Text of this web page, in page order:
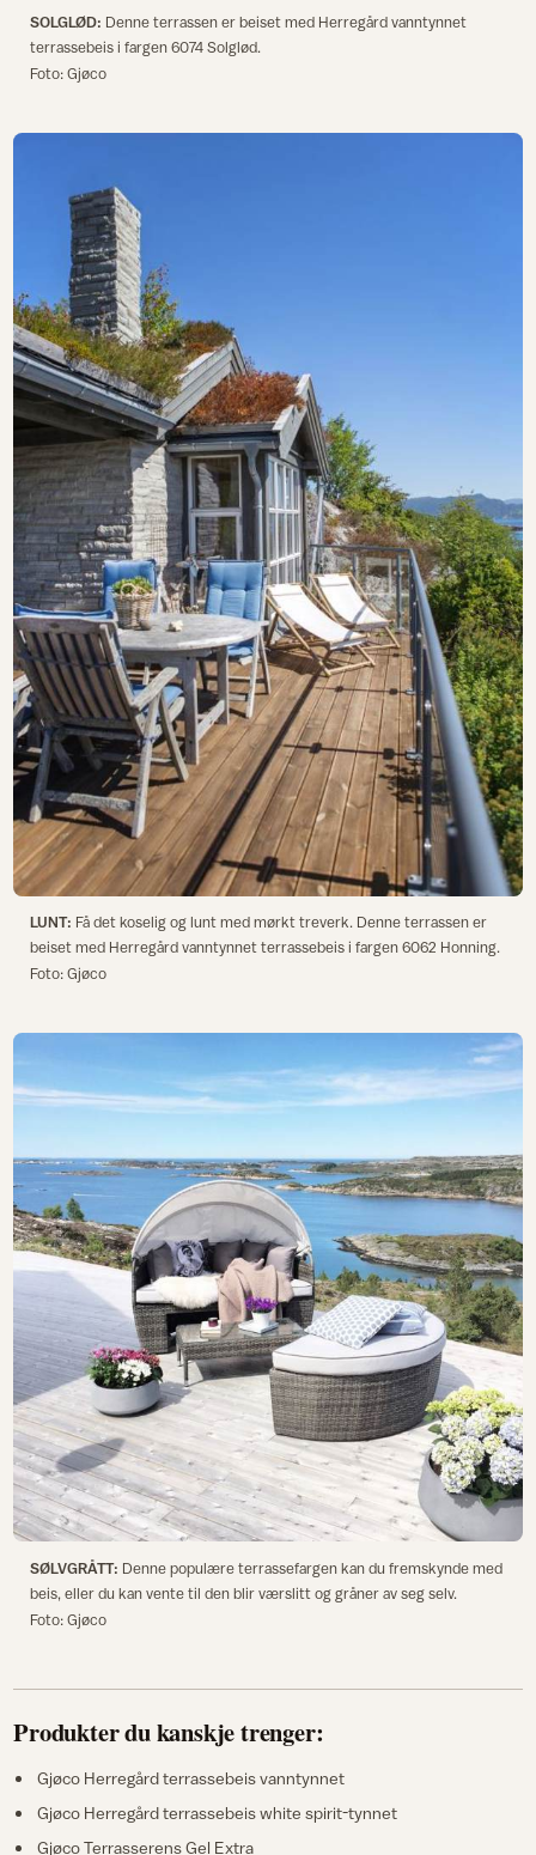
SOLGLØD: Denne terrassen er beiset med Herregård vanntynnet
terrassebeis i fargen 6074 Solglød.
Foto: Gjøco
LUNT: Få det koselig og lunt med mørkt treverk. Denne terrassen er
beiset med Herregård vanntynnet terrassebeis i fargen 6062 Honning.
Foto: Gjøco
SØLVGRÅTT: Denne populære terrassefargen kan du fremskynde med
beis, eller du kan vente til den blir værslitt og gråner av seg selv.
Foto: Gjøco
Produkter du kanskje trenger:
Gjøco Herregård terrassebeis vanntynnet
Gjøco Herregård terrassebeis white spirit-tynnet
Gjøco Terrasserens Gel Extra